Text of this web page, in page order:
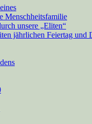
Menschheitsfamilie
unsere „Eliten“
jährlichen Feiertag und